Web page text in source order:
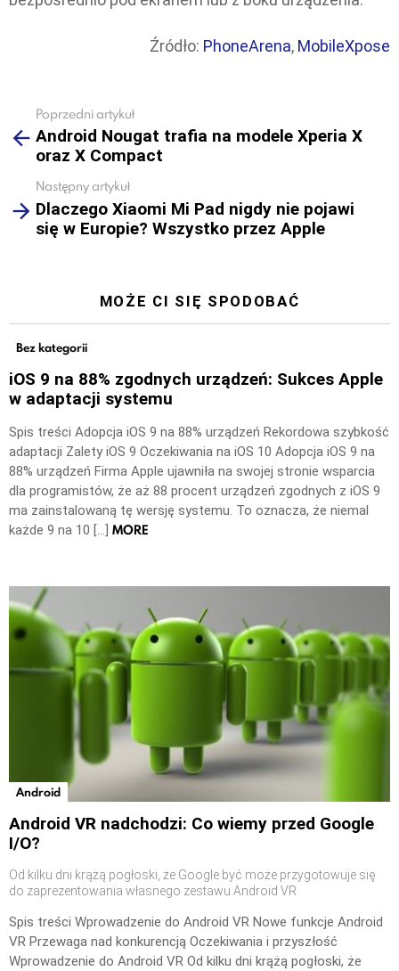
Źródło: PhoneArena, MobileXpose
more
Poprzedni artykuł
Android Nougat trafia na modele Xperia X
oraz X Compact
Następny artykuł
Dlaczego Xiaomi Mi Pad nigdy nie pojawi
się w Europie? Wszystko przez Apple
MOŻE CI SIĘ SPODOBAĆ
Bez kategorii
iOS 9 na 88% zgodnych urządzeń: Sukces Apple
w adaptacji systemu
Spis treści Adopcja iOS 9 na 88% urządzeń Rekordowa szybkość
adaptacji Zalety iOS 9 Oczekiwania na iOS 10 Adopcja iOS 9 na
88% urządzeń Firma Apple ujawniła na swojej stronie wsparcia
dla programistów, że aż 88 procent urządzeń zgodnych z iOS 9
ma zainstalowaną tę wersję systemu. To oznacza, że niemal
każde 9 na 10 […] MORE
Android
Android VR nadchodzi: Co wiemy przed Google
I/O?
Od kilku dni krążą pogłoski, że Google być może przygotowuje się
do zaprezentowania własnego zestawu Android VR
Spis treści Wprowadzenie do Android VR Nowe funkcje Android
VR Przewaga nad konkurencją Oczekiwania i przyszłość
Wprowadzenie do Android VR Od kilku dni krążą pogłoski, że